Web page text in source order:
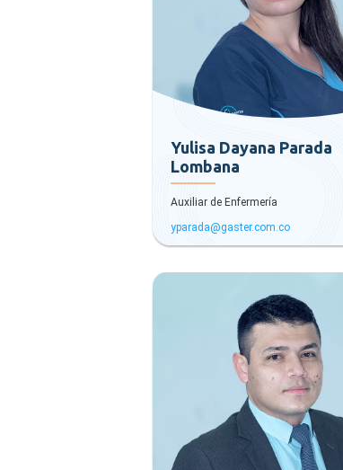
Yulisa Dayana Parada
Lombana
Auxiliar de Enfermería
yparada@gaster.com.co